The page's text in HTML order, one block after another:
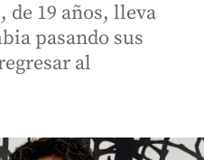
19 años, lleva
pasando sus
al